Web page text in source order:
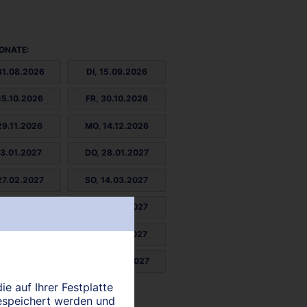
DI, 15.09.2026
FR, 30.10.2026
MO, 14.12.2026
DO, 28.01.2027
SO, 14.03.2027
MI, 28.04.2027
FR, 11.06.2027
MO, 26.07.2027
auf Ihrer Festplatte
werden und